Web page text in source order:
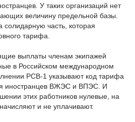
У таких организаций нет
величину предельной базы.
часть, которая
тарифа.
выплаты членам экипажей
в Российском международном
РСВ-1 указывают код тарифа
иностранцев ВЖЭС и ВПЭС. И
этих работников нулевые, на
и не уплачивают.